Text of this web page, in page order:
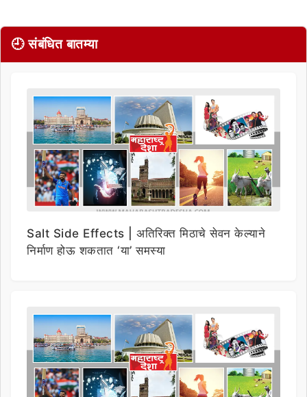
🕘 संबंधित बातम्या
Salt Side Effects | अतिरिक्त मिठाचे सेवन केल्याने
निर्माण होऊ शकतात ‘या’ समस्या